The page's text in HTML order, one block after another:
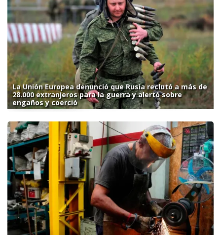
La Unión Europea denunció que Rusia reclutó a más de
28.000 extranjeros para la guerra y alertó sobre
engaños y coerció